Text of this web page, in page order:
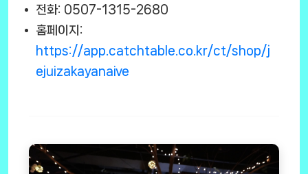
전화: 0507-1315-2680
홈페이지:
https://app.catchtable.co.kr/ct/shop/j
ejuizakayanaive